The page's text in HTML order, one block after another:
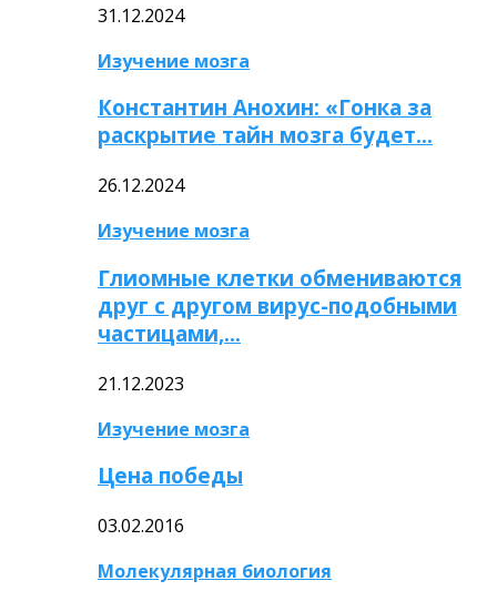
31.12.2024
Изучение мозга
Константин Анохин: «Гонка за
раскрытие тайн мозга будет…
26.12.2024
Изучение мозга
Глиомные клетки обмениваются
друг с другом вирус-подобными
частицами,…
21.12.2023
Изучение мозга
Цена победы
03.02.2016
Молекулярная биология